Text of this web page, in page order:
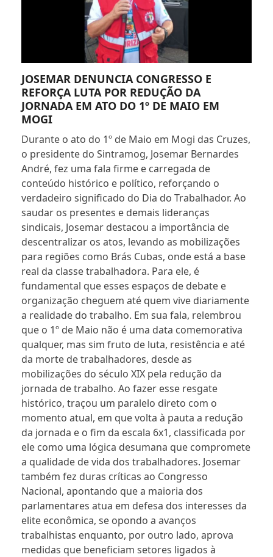
JOSEMAR DENUNCIA CONGRESSO E
REFORÇA LUTA POR REDUÇÃO DA
JORNADA EM ATO DO 1º DE MAIO EM
MOGI
Durante o ato do 1º de Maio em Mogi das Cruzes,
o presidente do Sintramog, Josemar Bernardes
André, fez uma fala firme e carregada de
conteúdo histórico e político, reforçando o
verdadeiro significado do Dia do Trabalhador. Ao
saudar os presentes e demais lideranças
sindicais, Josemar destacou a importância de
descentralizar os atos, levando as mobilizações
para regiões como Brás Cubas, onde está a base
real da classe trabalhadora. Para ele, é
fundamental que esses espaços de debate e
organização cheguem até quem vive diariamente
a realidade do trabalho. Em sua fala, relembrou
que o 1º de Maio não é uma data comemorativa
qualquer, mas sim fruto de luta, resistência e até
da morte de trabalhadores, desde as
mobilizações do século XIX pela redução da
jornada de trabalho. Ao fazer esse resgate
histórico, traçou um paralelo direto com o
momento atual, em que volta à pauta a redução
da jornada e o fim da escala 6x1, classificada por
ele como uma lógica desumana que compromete
a qualidade de vida dos trabalhadores. Josemar
também fez duras críticas ao Congresso
Nacional, apontando que a maioria dos
parlamentares atua em defesa dos interesses da
elite econômica, se opondo a avanços
trabalhistas enquanto, por outro lado, aprova
medidas que beneficiam setores ligados à